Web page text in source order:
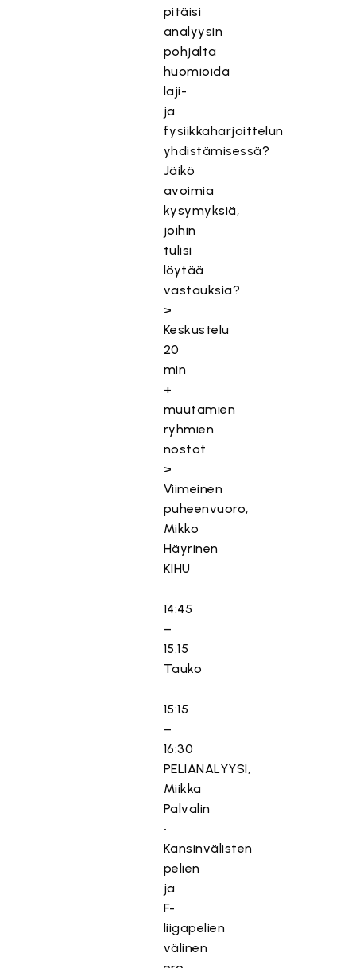
pitäisi
analyysin
pohjalta
huomioida
laji-
ja
fysiikkaharjoittelun
yhdistämisessä?
Jäikö
avoimia
kysymyksiä,
joihin
tulisi
löytää
vastauksia?
>
Keskustelu
20
min
+
muutamien
ryhmien
nostot
>
Viimeinen
puheenvuoro,
Mikko
Häyrinen
KIHU
14:45
–
15:15
Tauko
15:15
–
16:30
PELIANALYYSI,
Miikka
Palvalin
•
Kansinvälisten
pelien
ja
F-
liigapelien
välinen